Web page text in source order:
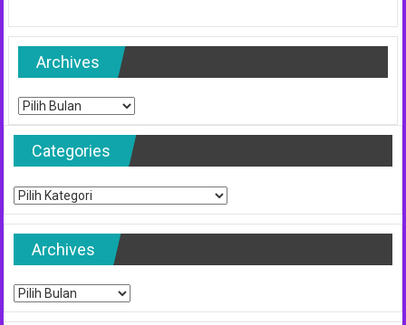
Archives
Archives
Categories
Categories
Archives
Archives